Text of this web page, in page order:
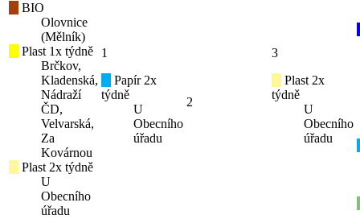
BIO
Olovnice
(Mělník)
Plast 1x týdně
Brčkov,
Kladenská,
Nádraží
ČD,
Velvarská,
Za
Kovárnou
Plast 2x týdně
U
Obecního
úřadu
1
Papír 2x
týdně
U
Obecního
úřadu
2
3
Plast 2x
týdně
U
Obecního
úřadu